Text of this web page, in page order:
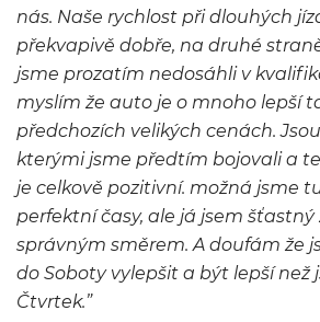
nás. Naše rychlost při dlouhých
překvapivě dobře, na druhé
jsme prozatím nedosáhli v
myslím že auto je o mnoho lepší
předchozích velikých cenách.
kterými jsme předtím bojovali a
je celkově pozitivní. možná jsme
perfektní časy, ale já jsem šťastný
správným směrem. A doufám že
do Soboty vylepšit a být lepší než
Čtvrtek.”